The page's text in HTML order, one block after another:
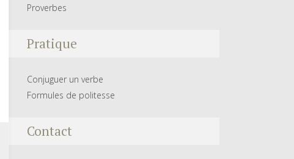
Proverbes
Pratique
Conjuguer un verbe
Formules de politesse
Contact